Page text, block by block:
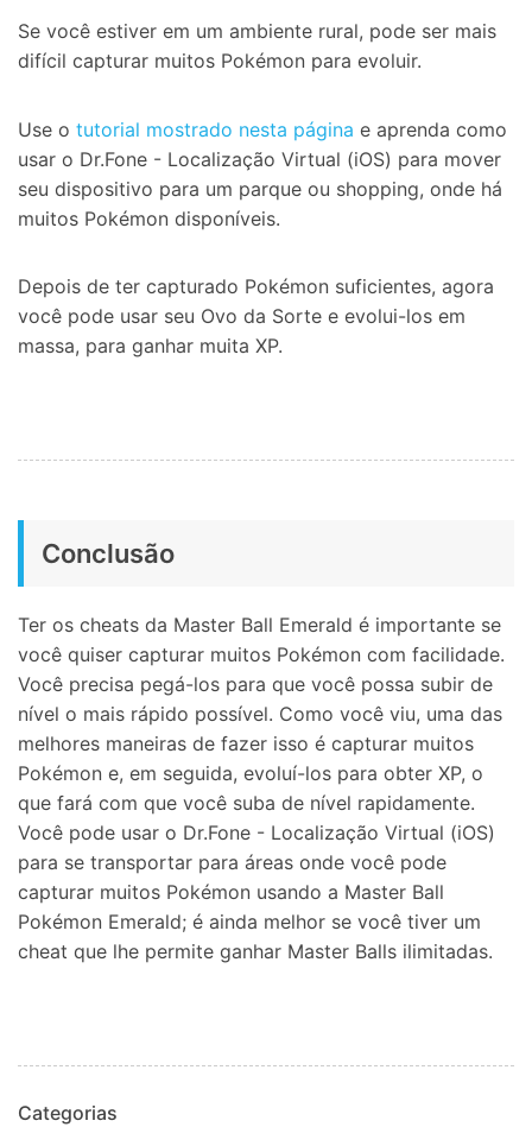
Se você estiver em um ambiente rural, pode ser mais
difícil capturar muitos Pokémon para evoluir.
Use o tutorial mostrado nesta página e aprenda como
usar o Dr.Fone - Localização Virtual (iOS) para mover
seu dispositivo para um parque ou shopping, onde há
muitos Pokémon disponíveis.
Depois de ter capturado Pokémon suficientes, agora
você pode usar seu Ovo da Sorte e evolui-los em
massa, para ganhar muita XP.
Conclusão
Ter os cheats da Master Ball Emerald é importante se
você quiser capturar muitos Pokémon com facilidade.
Você precisa pegá-los para que você possa subir de
nível o mais rápido possível. Como você viu, uma das
melhores maneiras de fazer isso é capturar muitos
Pokémon e, em seguida, evoluí-los para obter XP, o
que fará com que você suba de nível rapidamente.
Você pode usar o Dr.Fone - Localização Virtual (iOS)
para se transportar para áreas onde você pode
capturar muitos Pokémon usando a Master Ball
Pokémon Emerald; é ainda melhor se você tiver um
cheat que lhe permite ganhar Master Balls ilimitadas.
Categorias